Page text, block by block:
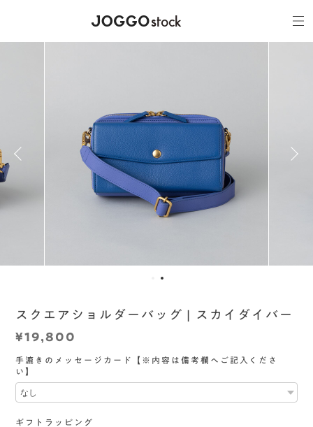
スクエアショルダーバッグ | スカイダイバー
¥19,800
手漉きのメッセージカード【※内容は備考欄へご記入くださ
い】
ギフトラッピング